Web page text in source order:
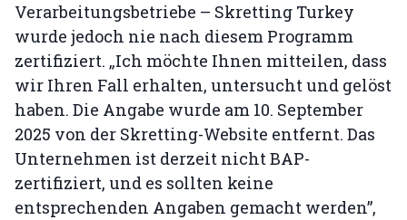
Verarbeitungsbetriebe – Skretting Turkey
wurde jedoch nie nach diesem Programm
zertifiziert. „Ich möchte Ihnen mitteilen, dass
wir Ihren Fall erhalten, untersucht und gelöst
haben. Die Angabe wurde am 10. September
2025 von der Skretting-Website entfernt. Das
Unternehmen ist derzeit nicht BAP-
zertifiziert, und es sollten keine
entsprechenden Angaben gemacht werden”,